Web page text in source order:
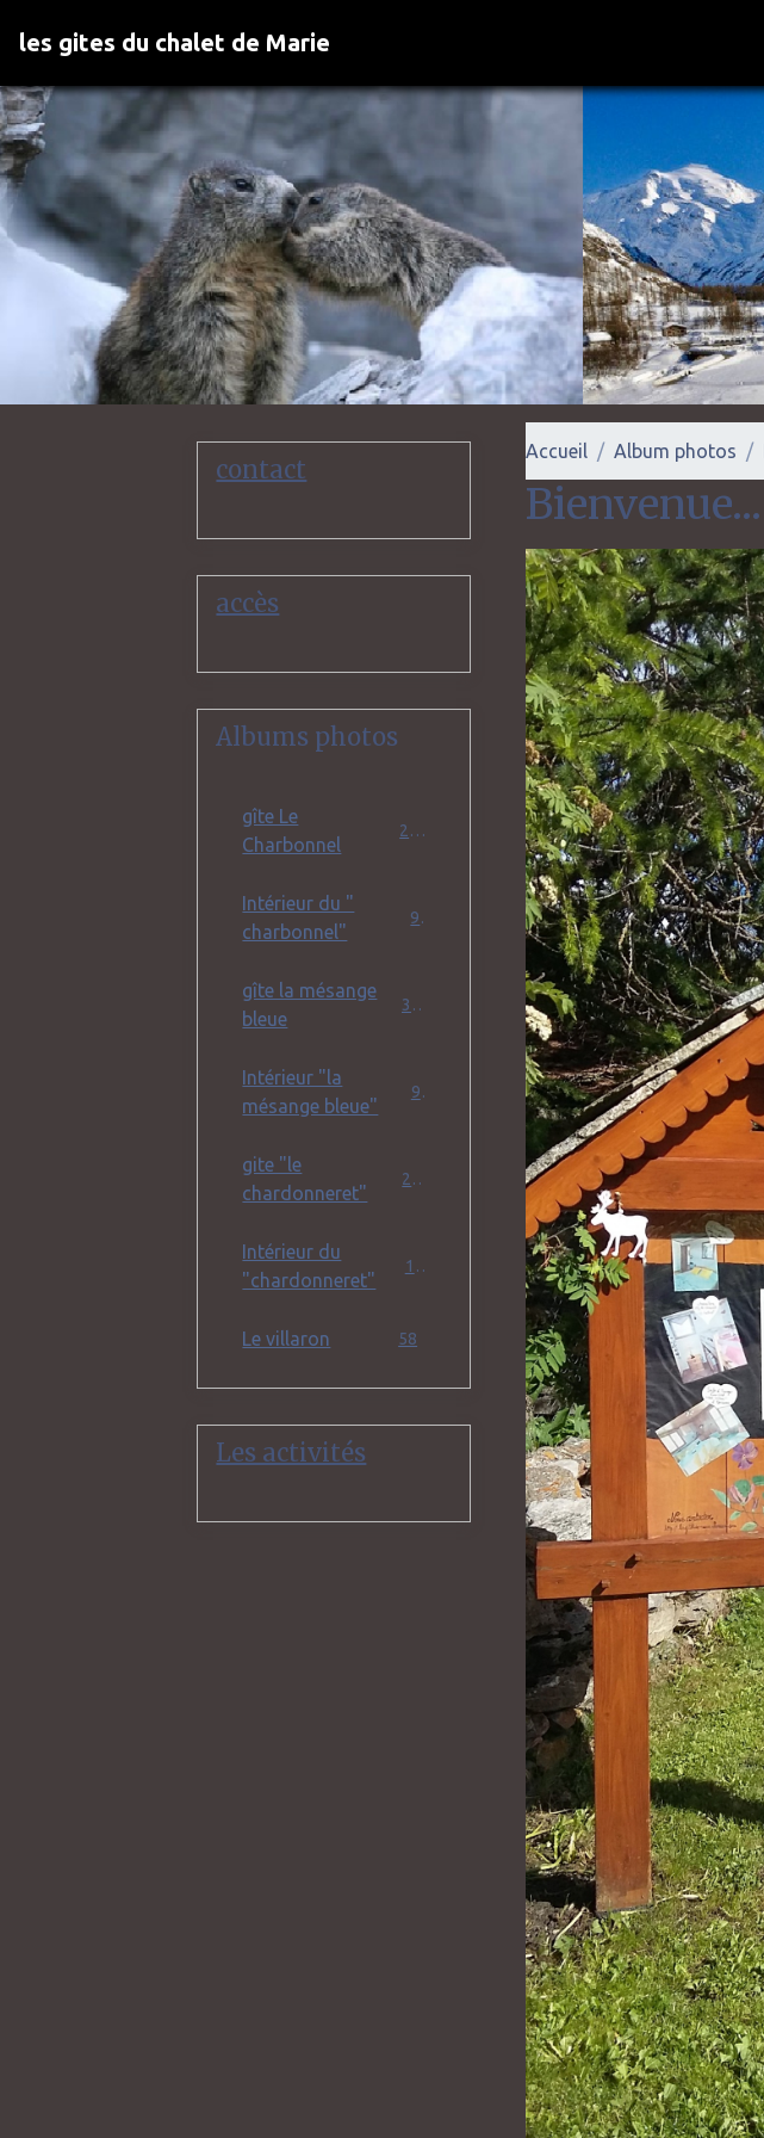
les gites du chalet de Marie
Accueil Album photos
Bienvenue...
contact
accès
Albums photos
gîte Le
Charbonnel
25
Intérieur du "
charbonnel"
9
gîte la mésange
bleue
32
Intérieur "la
mésange bleue"
9
gite "le
chardonneret"
22
Intérieur du
"chardonneret"
19
Le villaron 58
Les activités